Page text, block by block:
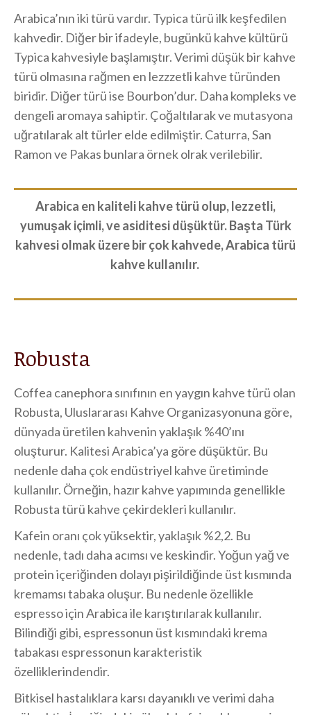
Arabica’nın iki türü vardır. Typica türü ilk keşfedilen
kahvedir. Diğer bir ifadeyle, bugünkü kahve kültürü
Typica kahvesiyle başlamıştır. Verimi düşük bir kahve
türü olmasına rağmen en lezzzetli kahve türünden
biridir. Diğer türü ise Bourbon’dur. Daha kompleks ve
dengeli aromaya sahiptir. Çoğaltılarak ve mutasyona
uğratılarak alt türler elde edilmiştir. Caturra, San
Ramon ve Pakas bunlara örnek olrak verilebilir.
Arabica en kaliteli kahve türü olup, lezzetli,
yumuşak içimli, ve asiditesi düşüktür. Başta Türk
kahvesi olmak üzere bir çok kahvede, Arabica türü
kahve kullanılır.
Robusta
Coffea canephora sınıfının en yaygın kahve türü olan
Robusta, Uluslararası Kahve Organizasyonuna göre,
dünyada üretilen kahvenin yaklaşık %40’ını
oluşturur. Kalitesi Arabica’ya göre düşüktür. Bu
nedenle daha çok endüstriyel kahve üretiminde
kullanılır. Örneğin, hazır kahve yapımında genellikle
Robusta türü kahve çekirdekleri kullanılır.
Kafein oranı çok yüksektir, yaklaşık %2,2. Bu
nedenle, tadı daha acımsı ve keskindir. Yoğun yağ ve
protein içeriğinden dolayı pişirildiğinde üst kısmında
kremamsı tabaka oluşur. Bu nedenle özellikle
espresso için Arabica ile karıştırılarak kullanılır.
Bilindiği gibi, espressonun üst kısmındaki krema
tabakası espressonun karakteristik
özelliklerindendir.
Bitkisel hastalıklara karsı dayanıklı ve verimi daha